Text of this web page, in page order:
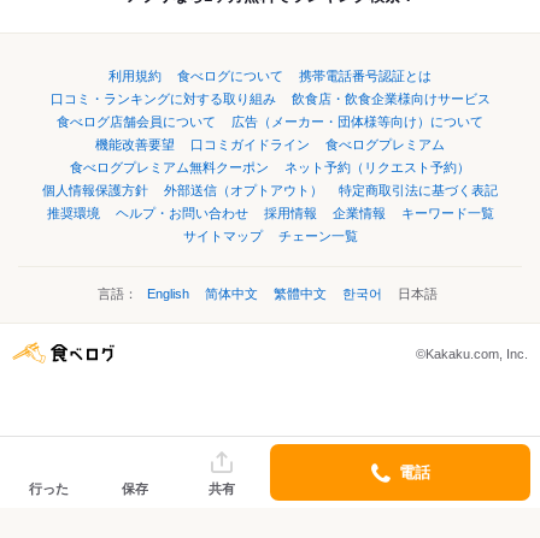
利用規約 食べログについて
携帯電話番号認証とは
口コミ・ランキングに対する取り組み
飲食店・飲食企業様向けサービス
食べログ店舗会員について
広告（メーカー・団体様等向け）について
機能改善要望
口コミガイドライン
食べログプレミアム
食べログプレミアム無料クーポン
ネット予約（リクエスト予約）
個人情報保護方針
外部送信（オプトアウト）
特定商取引法に基づく表記
推奨環境
ヘルプ・お問い合わせ 採用情報 企業情報
キーワード一覧
サイトマップ
チェーン一覧
言語： English 简体中文 繁體中文 한국어 日本語
©Kakaku.com, Inc.
行った 保存 共有
電話